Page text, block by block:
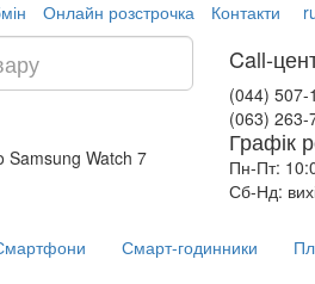
Онлайн розстрочка Контакти
Samsung Watch 7
Call-
(044) 507-
(063) 263-
Графік
Пн-Пт:
Сб-Нд:
Смарт-годинники